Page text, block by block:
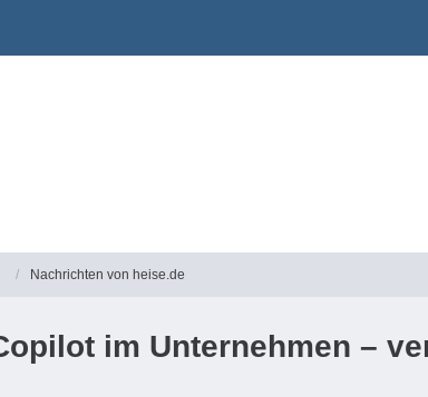
Nachrichten von heise.de
im Unternehmen –